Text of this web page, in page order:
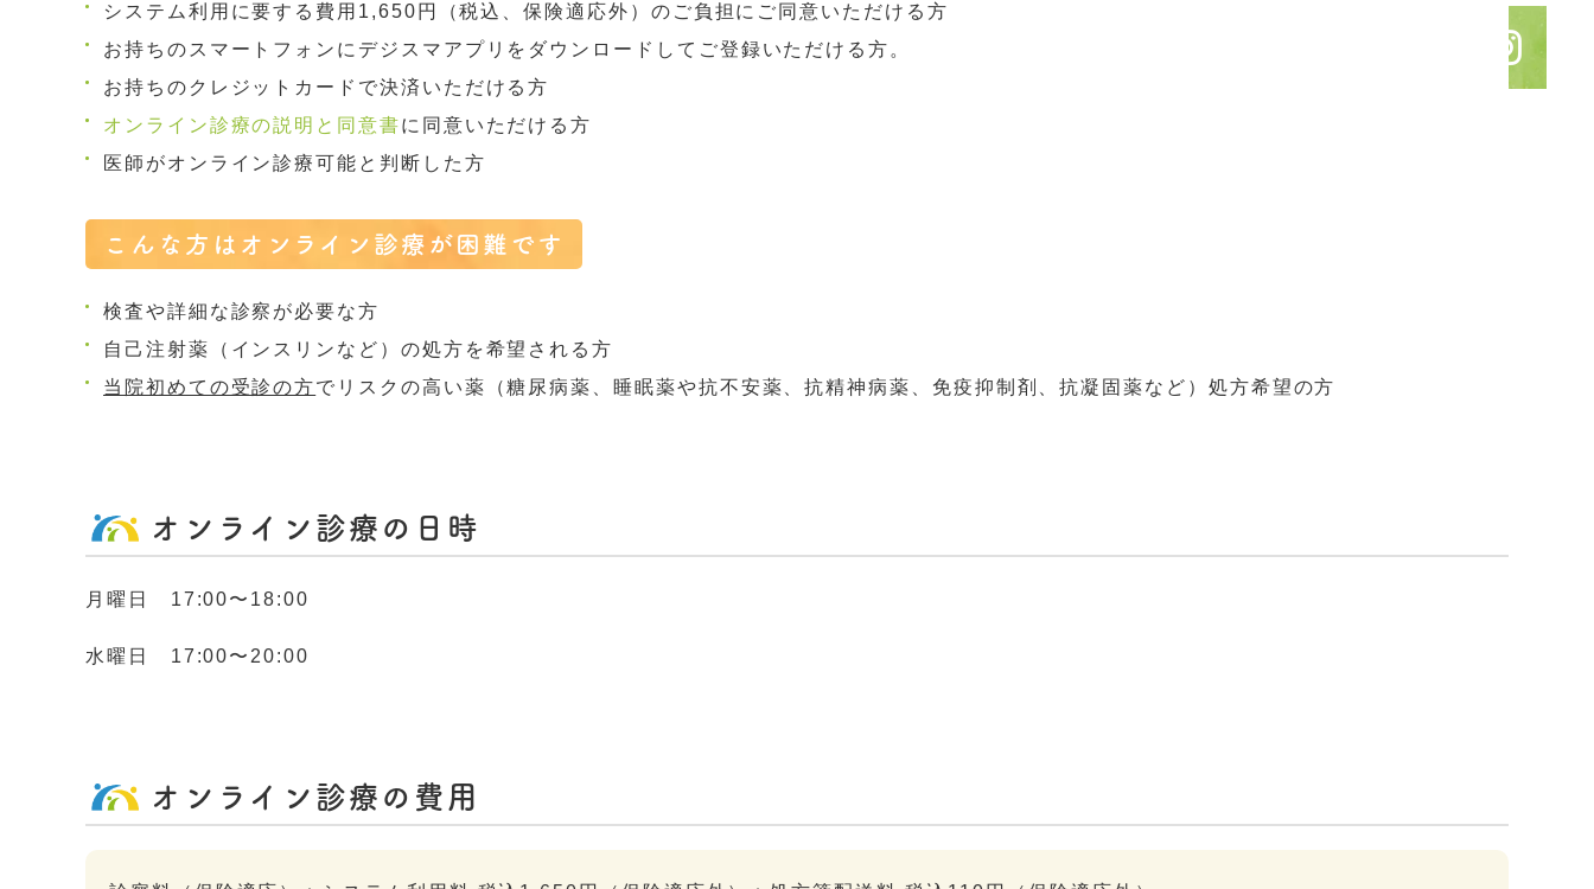
システム利用に要する費用1,650円（税込、保険適応外）のご負担にご同意いただける方
お持ちのスマートフォンにデジスマアプリをダウンロードしてご登録いただける方。
お持ちのクレジットカードで決済いただける方
オンライン診療の説明と同意書に同意いただける方
医師がオンライン診療可能と判断した方
こんな方はオンライン診療が困難です
検査や詳細な診察が必要な方
自己注射薬（インスリンなど）の処方を希望される方
当院初めての受診の方でリスクの高い薬（糖尿病薬、睡眠薬や抗不安薬、抗精神病薬、免疫抑制剤、抗凝固薬など）処方希望の方
オンライン診療の日時
月曜日 17:00〜18:00
水曜日 17:00〜 20:00
オンライン診療の費用